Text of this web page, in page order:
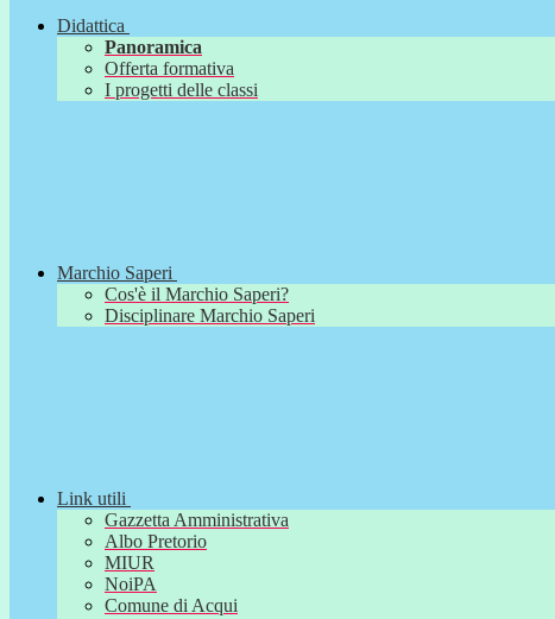
Didattica
Panoramica
Offerta formativa
I progetti delle classi
Marchio Saperi
Cos'è il Marchio Saperi?
Disciplinare Marchio Saperi
Link utili
Gazzetta Amministrativa
Albo Pretorio
MIUR
NoiPA
Comune di Acqui